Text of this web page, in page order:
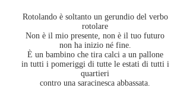
Rotolando è soltanto un gerundio del verbo
rotolare
Non è il mio presente, non è il tuo futuro
non ha inizio né fine.
È un bambino che tira calci a un pallone
in tutti i pomeriggi di tutte le estati di tutti i
quartieri
contro una saracinesca abbassata.